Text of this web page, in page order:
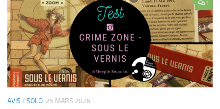
1
AVIS / SOLO 25 MARS 2026